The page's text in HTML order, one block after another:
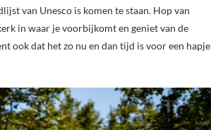
van Unesco is komen te staan. Hop van
in waar je voorbijkomt en geniet van de
ook dat het zo nu en dan tijd is voor een hapje